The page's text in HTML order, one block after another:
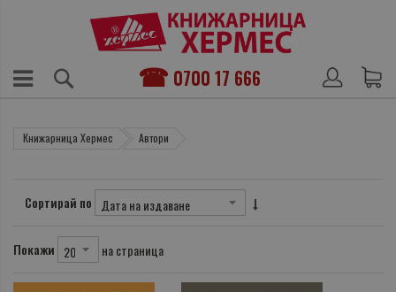
0700 17 666
Книжарница Хермес Автори
Сортирай по
Покажи на страница